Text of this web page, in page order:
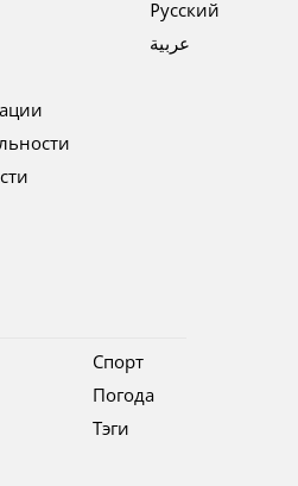
Pусский
عربية
Спорт
Погода
Тэги